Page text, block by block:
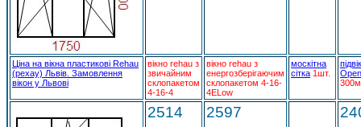
Ціна на вікна пластикові Rehau
(рехау) Львів. Замовлення
вікон у Львові
вікно rehau з
звичайним
склопакетом
4-16-4
вікно rehau з
енергозберігаючим
склопакетом 4-16-
4ELow
москітна
сітка 1шт.
2514 2597